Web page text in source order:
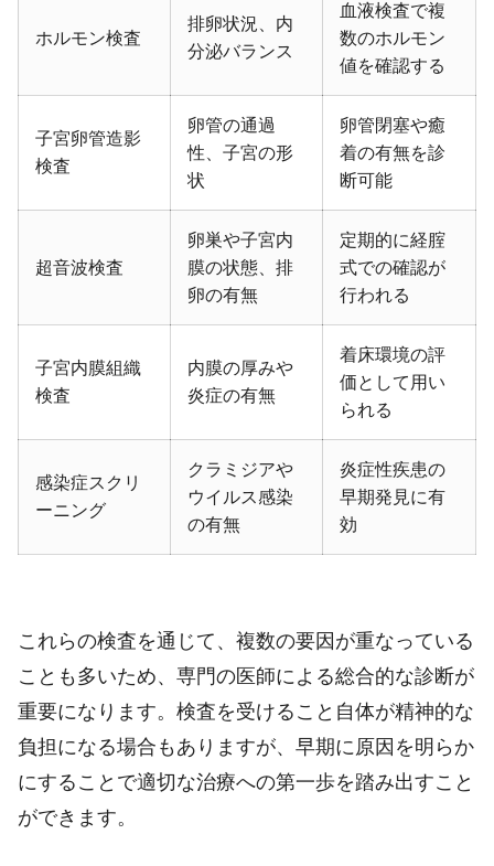
ホルモン検査
排卵状況、内
分泌バランス
血液検査で複
数のホルモン
値を確認する
子宮卵管造影
検査
卵管の通過
性、子宮の形
状
卵管閉塞や癒
着の有無を診
断可能
超音波検査
卵巣や子宮内
膜の状態、排
卵の有無
定期的に経腟
式での確認が
行われる
子宮内膜組織
検査
内膜の厚みや
炎症の有無
着床環境の評
価として用い
られる
感染症スクリ
ーニング
クラミジアや
ウイルス感染
の有無
炎症性疾患の
早期発見に有
効
これらの検査を通じて、複数の要因が重なっている
ことも多いため、専門の医師による総合的な診断が
重要になります。検査を受けること自体が精神的な
負担になる場合もありますが、早期に原因を明らか
にすることで適切な治療への第一歩を踏み出すこと
ができます。